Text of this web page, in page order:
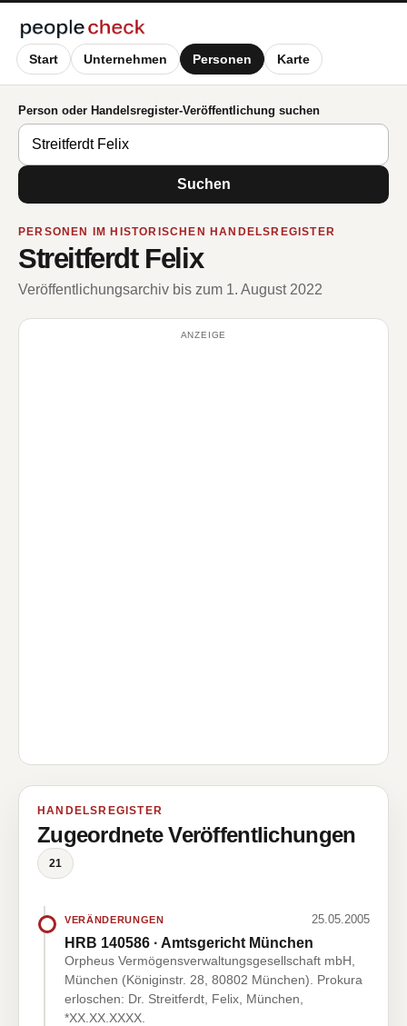
Start Unternehmen Personen Karte
Person oder Handelsregister-Veröffentlichung suchen
Suchen
PERSONEN IM HISTORISCHEN HANDELSREGISTER
Streitferdt Felix
Veröffentlichungsarchiv bis zum 1. August 2022
ANZEIGE
HANDELSREGISTER
Zugeordnete Veröffentlichungen
21
VERÄNDERUNGEN 25.05.2005
HRB 140586 · Amtsgericht München
Orpheus Vermögensverwaltungsgesellschaft mbH,
München (Königinstr. 28, 80802 München). Prokura
erloschen: Dr. Streitferdt, Felix, München,
*XX.XX.XXXX.